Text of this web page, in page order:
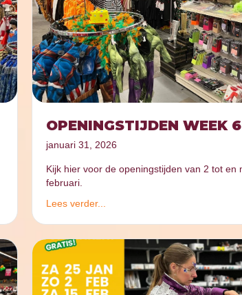
OPENINGSTIJDEN WEEK 6
januari 31, 2026
Kijk hier voor de openingstijden van 2 tot en
februari.
Lees verder...